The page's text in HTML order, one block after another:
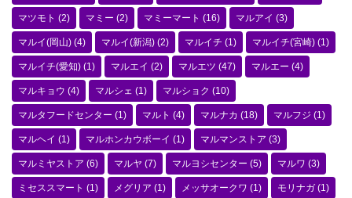
マツモト (2) マミー (2) マミーマート (16) マルアイ (3)
マルイ(岡山) (4) マルイ(新潟) (2) マルイチ (1) マルイチ(宮崎) (1)
マルイチ(愛知) (1) マルエイ (2) マルエツ (47) マルエー (4)
マルキョウ (4) マルシェ (1) マルショク (10)
マルタフードセンター (1) マルト (4) マルナカ (18) マルフジ (1)
マルヘイ (1) マルホンカウボーイ (1) マルマンストア (3)
マルミヤストア (6) マルヤ (7) マルヨシセンター (5) マルワ (3)
ミセススマート (1) メグリア (1) メッサオークワ (1) モリナガ (1)